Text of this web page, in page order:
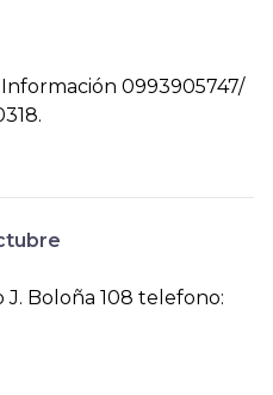
0993905747/
J. Boloña 108 telefono: